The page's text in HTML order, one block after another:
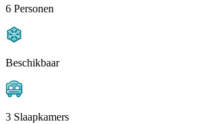
6 Personen
Beschikbaar
3 Slaapkamers